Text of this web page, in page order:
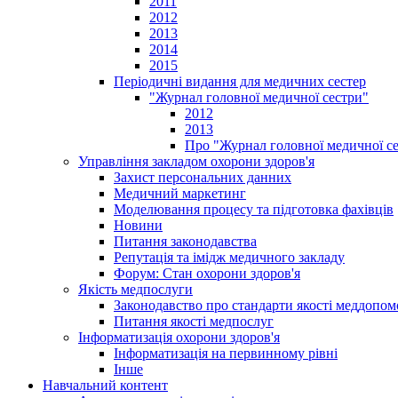
2012
2013
2014
2015
Періодичні видання для медичних сестер
"Журнал головної медичної сестри"
2012
2013
Про "Журнал головної медичної
Управління закладом охорони здоров'я
Захист персональних данних
Медичний маркетинг
Моделювання процесу та підготовка фахівців
Новини
Питання законодавства
Репутація та імідж медичного закладу
Форум: Стан охорони здоров'я
Якість медпослуги
Законодавство про стандарти якості
Питання якості медпослуг
Інформатизація охорони здоров'я
Інформатизація на первинному рівні
Інше
Навчальний контент